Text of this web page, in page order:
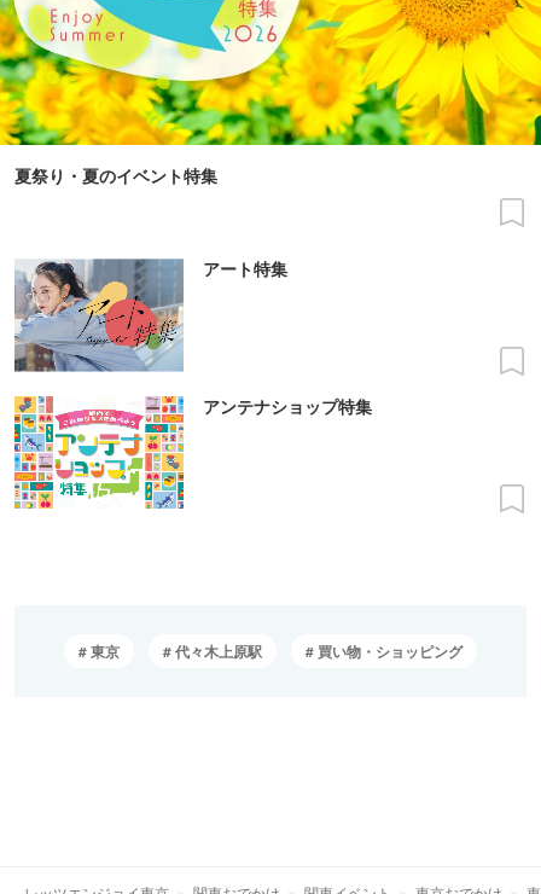
夏祭り・夏のイベント特集
アート特集
アンテナショップ特集
東京 代々木上原駅 買い物・ショッピング